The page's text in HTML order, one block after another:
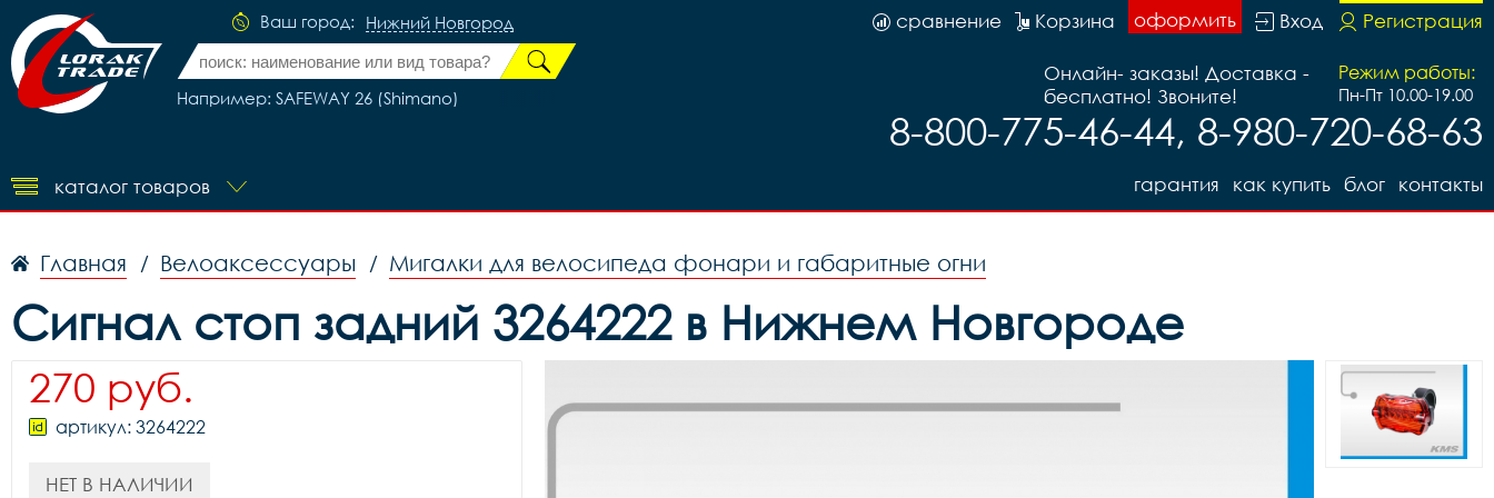
Ваш город: Нижний Новгород
Например: SAFEWAY 26 (Shimano)
Регистрация
Вход
оформить
Корзина
сравнение
Режим работы:
Пн-Пт 10.00-19.00
Онлайн- заказы! Доставка -
бесплатно! Звоните!
8-800-775-46-44, 8-980-720-68-63
каталог товаров контакты
блог
как купить
гарантия
Главная / Велоаксессуары / Мигалки для велосипеда фонари и габаритные огни
Сигнал стоп задний 3264222 в Нижнем Новгороде
270 руб.
артикул: 3264222
НЕТ В НАЛИЧИИ